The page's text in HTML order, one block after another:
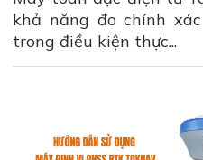
khả năng đo chính
trong điều kiện thực...